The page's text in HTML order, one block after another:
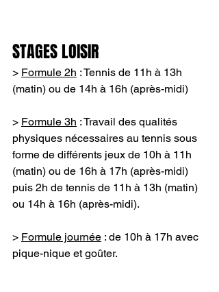
STAGES LOISIR
> Formule 2h : Tennis de 11h à 13h
(matin) ou de 14h à 16h (après-midi)
> Formule 3h : Travail des qualités
physiques nécessaires au tennis sous
forme de différents jeux de 10h à 11h
(matin) ou de 16h à 17h (après-midi)
puis 2h de tennis de 11h à 13h (matin)
ou 14h à 16h (après-midi).
> Formule journée : de 10h à 17h avec
pique-nique et goûter.